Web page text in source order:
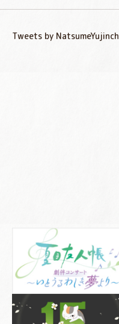
Tweets by